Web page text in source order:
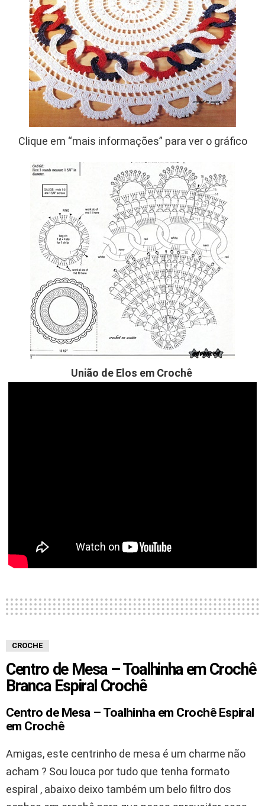
Clique em “mais informações” para ver o gráfico
União de Elos em Crochê
CROCHE
Centro de Mesa – Toalhinha em Crochê
Branca Espiral Crochê
Centro de Mesa – Toalhinha em Crochê Espiral
em Crochê
Amigas, este centrinho de mesa é um charme não
acham ? Sou louca por tudo que tenha formato
espiral , abaixo deixo também um belo filtro dos